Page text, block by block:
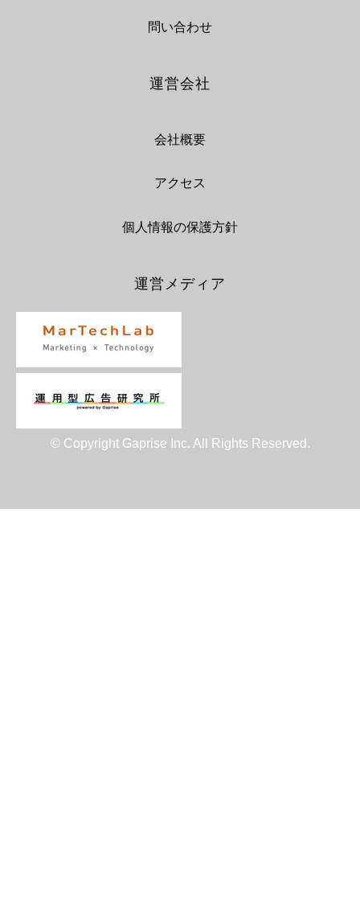
問い合わせ
運営会社
会社概要
アクセス
個人情報の保護方針
運営メディア
© Copyright Gaprise Inc. All Rights Reserved.